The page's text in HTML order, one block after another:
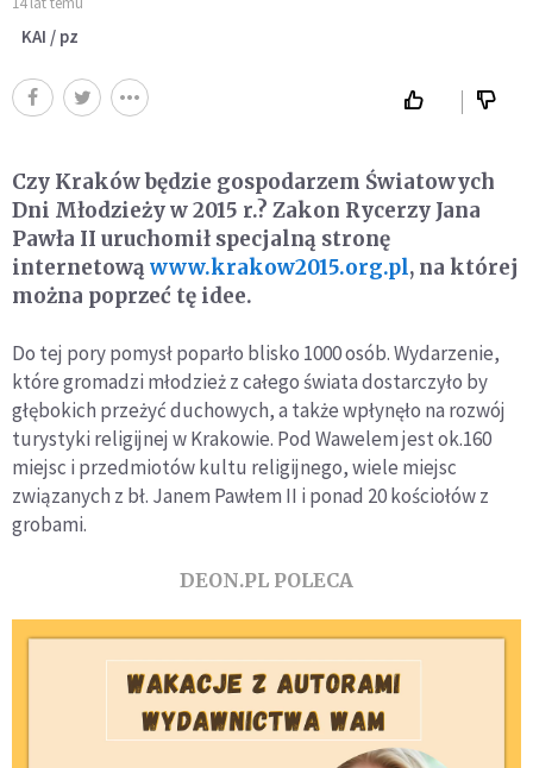
KAI / pz
Czy Kraków będzie gospodarzem Światowych
Dni Młodzieży w 2015 r.? Zakon Rycerzy Jana
Pawła II uruchomił specjalną stronę
internetową www.krakow2015.org.pl, na której
można poprzeć tę idee.
Do tej pory pomysł poparło blisko 1000 osób. Wydarzenie,
które gromadzi młodzież z całego świata dostarczyło by
głębokich przeżyć duchowych, a także wpłynęło na rozwój
turystyki religijnej w Krakowie. Pod Wawelem jest ok.160
miejsc i przedmiotów kultu religijnego, wiele miejsc
związanych z bł. Janem Pawłem II i ponad 20 kościołów z
grobami.
DEON.PL POLECA